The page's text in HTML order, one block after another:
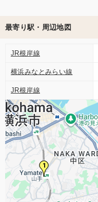
最寄り駅・周辺地図
JR根岸線
横浜みなとみらい線
JR根岸線
1